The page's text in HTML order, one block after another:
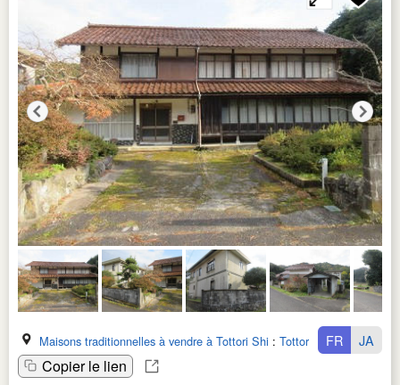
Maisons traditionnelles à vendre à Tottori Shi : Tottori Ken
Copier le lien
FR JA